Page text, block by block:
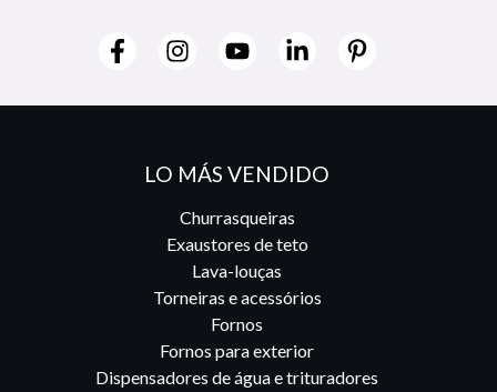
LO MÁS VENDIDO
Churrasqueiras
Exaustores de teto
Lava-louças
Torneiras e acessórios
Fornos
Fornos para exterior
Dispensadores de água e trituradores